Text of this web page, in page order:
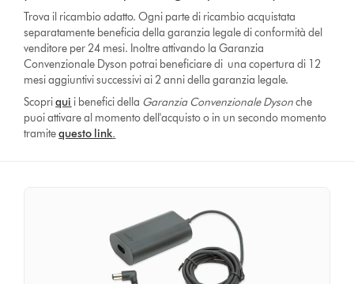
Trova il ricambio adatto. Ogni parte di ricambio acquistata
separatamente beneficia della garanzia legale di conformità del
venditore per 24 mesi. Inoltre attivando la Garanzia
Convenzionale Dyson potrai beneficiare di una copertura di 12
mesi aggiuntivi successivi ai 2 anni della garanzia legale.
Scopriqui i benefici della Garanzia Convenzionale Dysonche
puoi attivare al momento dell'acquisto o in un secondo momento
tramitequesto link.